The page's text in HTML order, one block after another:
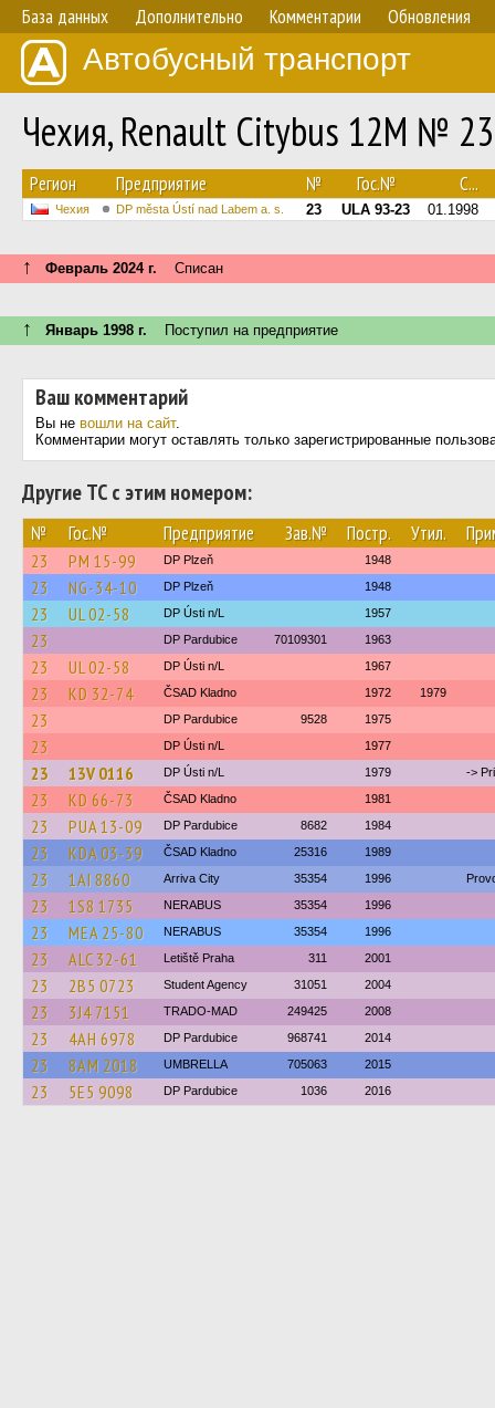
База данных Дополнительно Комментарии Обновления
Автобусный транспорт
Чехия, Renault Citybus 12M № 23
Регион Предприятие № Гос.№ С...
Чехия DP města Ústí nad Labem a. s. 23 ULA 93-23 01.1998
↑ Февраль 2024 г. Списан
↑ Январь 1998 г. Поступил на предприятие
Ваш комментарий
Вы не вошли на сайт.
Комментарии могут оставлять только зарегистрированные
Другие ТС с этим номером:
№ Гос.№ Предприятие Зав.№ Постр. Утил.
23 PM 15-99 DP Plzeň 1948
23 NG-34-10 DP Plzeň 1948
23 UL 02-58 DP Ústi n/L 1957
23 DP Pardubice 70109301 1963
23 UL 02-58 DP Ústi n/L 1967
23 KD 32-74 ČSAD Kladno 1972 1979
23 DP Pardubice 9528 1975
23 DP Ústi n/L 1977
23 13V 0116 DP Ústi n/L 1979 ->
23 KD 66-73 ČSAD Kladno 1981
23 PUA 13-09 DP Pardubice 8682 1984
23 KDA 03-39 ČSAD Kladno 25316 1989
23 1AI 8860 Arriva City 35354 1996
23 1S8 1735 NERABUS 35354 1996
23 MEA 25-80 NERABUS 35354 1996
23 ALC 32-61 Letiště Praha 311 2001
23 2B5 0723 Student Agency 31051 2004
23 3J4 7151 TRADO-MAD 249425 2008
23 4AH 6978 DP Pardubice 968741 2014
23 8AM 2018 UMBRELLA 705063 2015
23 5E5 9098 DP Pardubice 1036 2016